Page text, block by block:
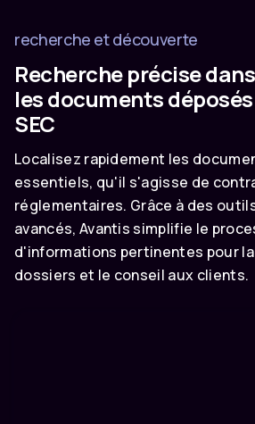
recherche et découverte
Recherche précise
les documents
SEC
Localisez rapidement les
essentiels, qu'il s'agisse de
réglementaires. Grâce à des
avancés, Avantis simplifie le
d'informations pertinentes pour
dossiers et le conseil aux clients.